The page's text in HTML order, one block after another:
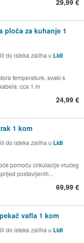
29,99 €
ploča za kuhanje 1
do isteka zaliha u Lidl
temperature, svaki s
cca 1 m
24,99 €
1 kom
do isteka zaliha u Lidl
pomoću cirkulacije vrućeg
postavljenih...
69,99 €
vafla 1 kom
do isteka zaliha u Lidl